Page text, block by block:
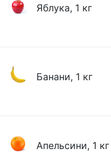
Яблука, 1 кг
Банани, 1 кг
Апельсини, 1 кг